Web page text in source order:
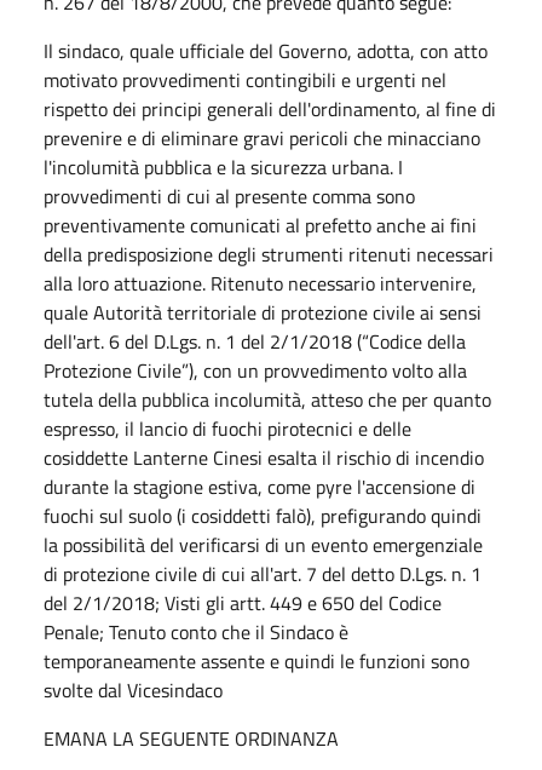
Il sindaco, quale ufficiale del Governo, adotta, con atto
motivato provvedimenti contingibili e urgenti nel
rispetto dei principi generali dell'ordinamento, al fine di
prevenire e di eliminare gravi pericoli che minacciano
l'incolumità pubblica e la sicurezza urbana. I
provvedimenti di cui al presente comma sono
preventivamente comunicati al prefetto anche ai fini
della predisposizione degli strumenti ritenuti necessari
alla loro attuazione. Ritenuto necessario intervenire,
quale Autorità territoriale di protezione civile ai sensi
dell'art. 6 del D.Lgs. n. 1 del 2/1/2018 (“Codice della
Protezione Civile”), con un provvedimento volto alla
tutela della pubblica incolumità, atteso che per quanto
espresso, il lancio di fuochi pirotecnici e delle
cosiddette Lanterne Cinesi esalta il rischio di incendio
durante la stagione estiva, come pyre l'accensione di
fuochi sul suolo (i cosiddetti falò), prefigurando quindi
la possibilità del verificarsi di un evento emergenziale
di protezione civile di cui all'art. 7 del detto D.Lgs. n. 1
del 2/1/2018; Visti gli artt. 449 e 650 del Codice
Penale; Tenuto conto che il Sindaco è
temporaneamente assente e quindi le funzioni sono
svolte dal Vicesindaco
EMANA LA SEGUENTE ORDINANZA